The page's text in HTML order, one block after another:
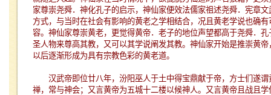
家尊崇尧舜．神化孔子的启示，神仙家便效法儒家祖述尧舜．宪章
方式，与当时在社会有影响的黄老之学相结合，况且黄老学说也确
容。神仙家尊崇黄老，更觉得黄帝．老子的地位声望都高于尧舜．
圣人物来尊高其教，又可以其学说阐发其教。神仙家开始是推崇黄
以后逐渐形成为具有宗教色彩的黄老道。
汉武帝即位廿八年，汾阳巫人于土中得宝鼎献于帝，方士们遂谓
禅，常与神会；又言黄帝为五城十二楼以候神人。又言黄帝且战且